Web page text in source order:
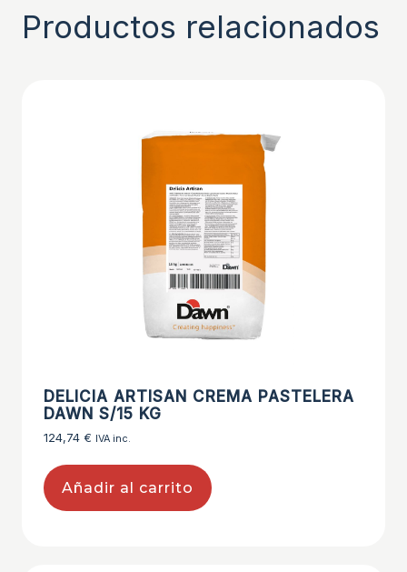
Productos relacionados
DELICIA ARTISAN CREMA PASTELERA
DAWN S/15 KG
124,74 € IVA inc.
Añadir al carrito